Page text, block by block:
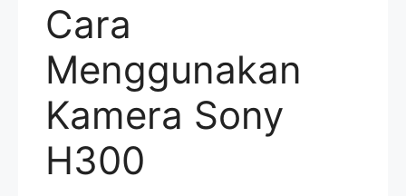
Cara
Menggunakan
Kamera Sony
H300